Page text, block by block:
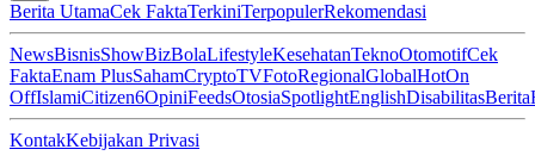
Berita UtamaCek FaktaTerkiniTerpopulerRekomendasi
NewsBisnisShowBizBolaLifestyleKesehatanTeknoOtomotifCek
FaktaEnam PlusSahamCryptoTVFotoRegionalGlobalHotOn
OffIslamiCitizen6OpiniFeedsOtosiaSpotlightEnglishDisabilitasBerita
KontakKebijakan Privasi